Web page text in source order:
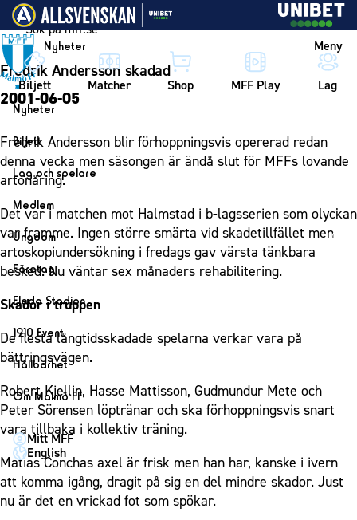
Vidare till innehållet
Nyheter Meny
Biljett Matcher Shop MFF Play Lag
Nyheter
Nyheter
Kalender
Biljett
Biljett
Årskort herr
Årskort dam
Mitt MFF
Biljetter till bortamatcher
Biljettvillkor
Lag och spelare
Lag
Herrlaget
Spelare
Ledarstab
Damlaget
Spelare
Ledarstab
Medlem
Medlemskap i Malmö FF
Årsmöte 2026
Ungdom
MFF Ungdom
Skånecupen
Fotbollsskolan
Fotbollsnätverket
P19
F19
P17
F17
Malmö Trophy
Företag
Bli företagspartner
Klubbstolar
Partner dam
Eleda Stadion
Eleda Stadion
Erics Bar & Restaurang
MFF-museet & rundvandringar
1910 Event
1910 Event
Fest & Event
Konferens
Möte
Mässa
Sommarfest
Julshow
Hållbarhet
Hållbarhet
Himmelsblå framtid – en match för miljön
MFF i samhället
Laget för alla
Nattfotboll
Om Malmö FF
Om Malmö FF
Kontakt
Press och media
Historik – herrlaget
Mitt MFF
English
Fredrik Andersson skadad
2001-06-05
Fredrik Andersson blir förhoppningsvis opererad redan
denna vecka men säsongen är ändå slut för MFFs lovande
artonåring.
Det var i matchen mot Halmstad i b-lagsserien som olyckan
var framme. Ingen större smärta vid skadetillfället men
artoskopiundersökning i fredags gav värsta tänkbara
besked. Nu väntar sex månaders rehabilitering.
Skador i truppen
De flesta långtidsskadade spelarna verkar vara på
bättringsvägen.
Robert Kjellin, Hasse Mattisson, Gudmundur Mete och
Peter Sörensen löptränar och ska förhoppningsvis snart
vara tillbaka i kollektiv träning.
Matias Conchas axel är frisk men han har, kanske i ivern
att komma igång, dragit på sig en del mindre skador. Just
nu är det en vrickad fot som spökar.